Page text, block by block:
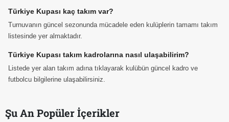
Türkiye Kupası kaç takım var?
Turnuvanın güncel sezonunda mücadele eden kulüplerin tamamı takım
listesinde yer almaktadır.
Türkiye Kupası takım kadrolarına nasıl ulaşabilirim?
Listede yer alan takım adına tıklayarak kulübün güncel kadro ve
futbolcu bilgilerine ulaşabilirsiniz.
Şu An Popüler İçerikler